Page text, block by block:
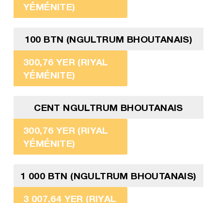
YÉMÉNITE)
100 BTN (NGULTRUM BHOUTANAIS)
300,76 YER (RIYAL
YÉMÉNITE)
CENT NGULTRUM BHOUTANAIS
300,76 YER (RIYAL
YÉMÉNITE)
1 000 BTN (NGULTRUM BHOUTANAIS)
3 007,64 YER (RIYAL